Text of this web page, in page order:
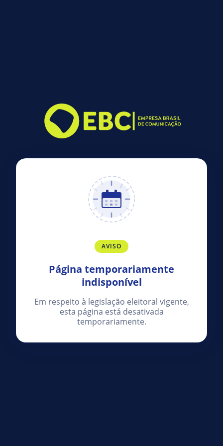
AVISO
Página temporariamente
indisponível
Em respeito à legislação eleitoral vigente,
esta página está desativada
temporariamente.